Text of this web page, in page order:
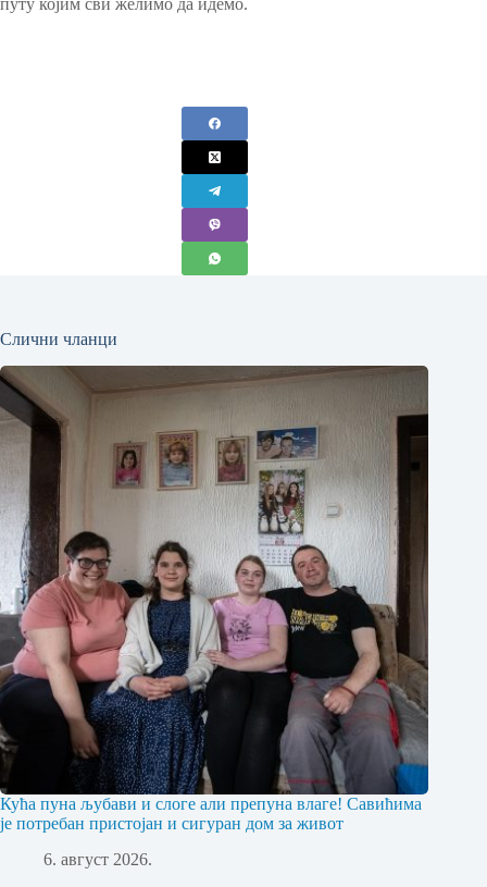
путу којим сви желимо да идемо.
Слични чланци
Кућа пуна љубави и слоге али препуна влаге! Савићима
је потребан пристојан и сигуран дом за живот
6. август 2026.